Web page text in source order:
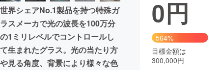
まちづくり・地域活性化
CAMPFIRE for Social Good
CAMPFIRE Creation
CAMPFIREふるさと納税machi-ya コミュニティ
世界シェアNo.1製品を持つ特殊ガ
ラスメーカで光の波長を100万分
の1ミリレベルでコントロールし
て生まれたグラス。光の当たり方
や見る角度、背景により様々な色
0円
564%
目標金額は
300,000円